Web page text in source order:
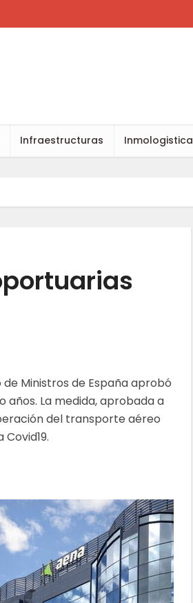
Infraestructuras Inmologistica
Ministros de España aprobó
La medida, aprobada a
del transporte aéreo